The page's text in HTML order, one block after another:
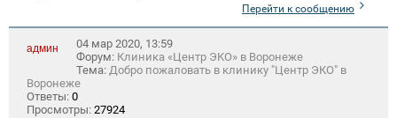
Перейти к сообщению
админ
04 мар 2020, 13:59
Форум: Клиника «Центр ЭКО» в Воронеже
Тема: Добро пожаловать в клинику "Центр ЭКО" в
Воронеже
Ответы: 0
Просмотры: 27924